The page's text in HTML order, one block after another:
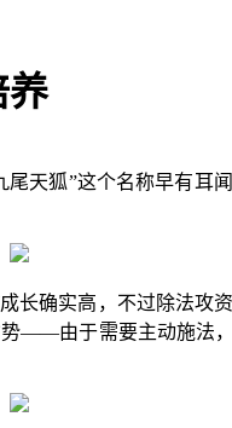
养
天狐”这个名称早有
确实高，不过除法
——由于需要主动施法